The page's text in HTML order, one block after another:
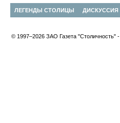
ЛЕГЕНДЫ СТОЛИЦЫ ДИСКУССИЯ
© 1997–2026 ЗАО Газета "Столичность" -